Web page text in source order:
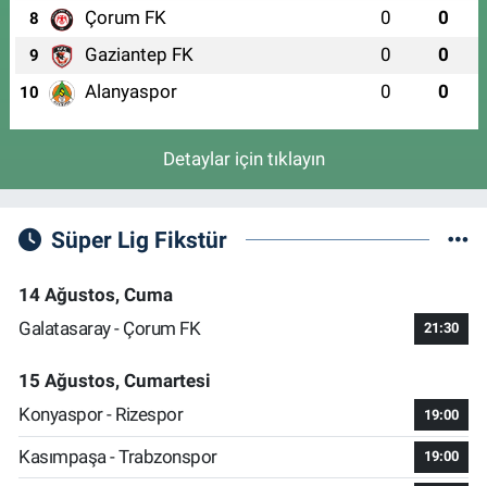
8 Çorum FK 0 0
9 Gaziantep FK 0 0
10 Alanyaspor 0 0
Detaylar için tıklayın
Süper Lig Fikstür
14 Ağustos, Cuma
Galatasaray - Çorum FK
21:30
15 Ağustos, Cumartesi
Konyaspor - Rizespor
19:00
Kasımpaşa - Trabzonspor 19:00